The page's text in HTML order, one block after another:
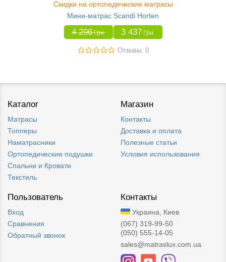
Скидки на ортопедические матрасы
Мини-матрас Scandi Horten
4 296 Грн 3 437 Грн
Отзывы: 0
Каталог
Матрасы
Топперы
Наматрасники
Ортопедические подушки
Спальни и Кровати
Текстиль
Магазин
Контакты
Доставка и оплата
Полезные статьи
Условия использования
Пользователь
Вход
Сравнения
Обратный звонок
Контакты
Украина, Киев
(067) 319-99-50
(050) 555-14-05
sales@matraslux.com.ua